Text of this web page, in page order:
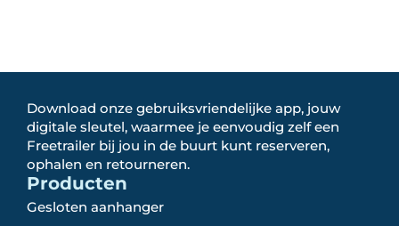
Download onze gebruiksvriendelijke app, jouw
digitale sleutel, waarmee je eenvoudig zelf een
Freetrailer bij jou in de buurt kunt reserveren,
ophalen en retourneren.
Producten
Gesloten aanhanger